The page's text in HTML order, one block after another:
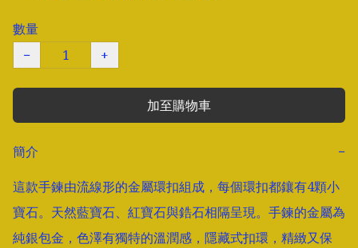
數量
−
+
加至購物車
簡介
−
這款手鍊由流線形的金屬環扣組成，每個環扣都鑲有4顆小
寶石。天然藍寶石、紅寶石與鋯石相隔呈現。手鍊的金屬為
純銀包金，色澤有獨特的溫潤感，隱藏式扣環，精緻又保